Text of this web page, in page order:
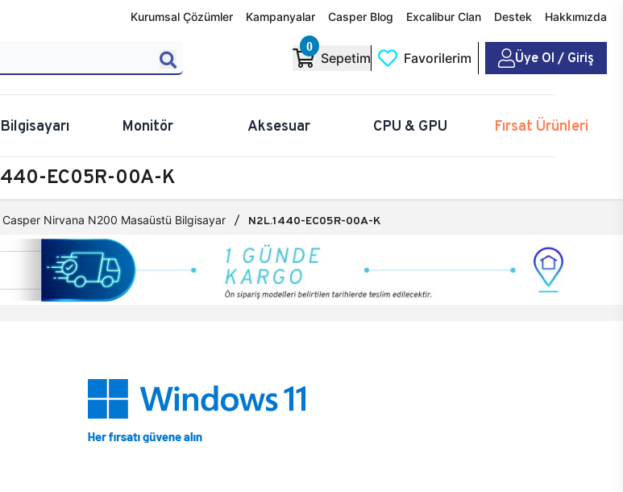
Kurumsal Çözümler Kampanyalar Casper Blog Excalibur Clan Destek Hakkımızda
0
Sepetim Favorilerim Üye Ol / Giriş
Monitör Aksesuar CPU & GPU Fırsat Ürünleri
EC05R-00A-K
Casper Nirvana N200 Masaüstü Bilgisayar N2L.1440-EC05R-00A-K